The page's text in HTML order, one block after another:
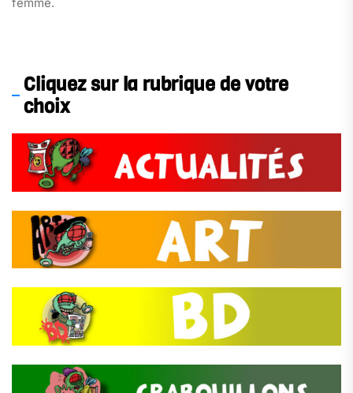
Cliquez sur la rubrique de votre
choix